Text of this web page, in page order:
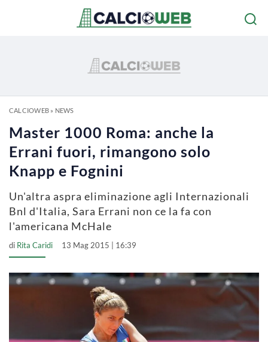
CALCIOWEB» NEWS
Master 1000 Roma: anche la
Errani fuori, rimangono solo
Knapp e Fognini
Un'altra aspra eliminazione agli Internazionali
Bnl d'Italia, Sara Errani non ce la fa con
l'americana McHale
di Rita Caridi 13 Mag 2015 | 16:39